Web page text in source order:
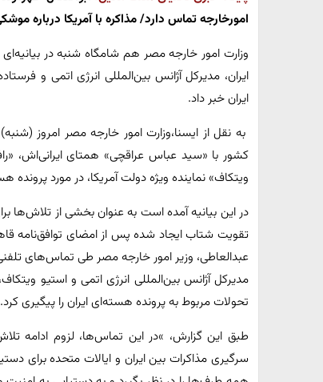
امورخارجه تماس دارد/ مذاکره با آمریکا درباره
وزارت امور خارجه مصر هم شامگاه شنبه در
ایران، مدیرکل آژانس بین‌المللی انرژی اتمی و
ایران خبر داد.
به نقل از ایسنا،وزارت امور خارجه مصر امروز
کشور با «سید عباس عراقچی» همتای ایرانی‌اش،
ویتکاف» نماینده ویژه دولت آمریکا، در مورد
در این بیانیه آمده است به عنوان بخشی از
عبدالعاطی، وزیر امور خارجه مصر طی تماس‌های
مدیرکل آژانس بین‌المللی انرژی اتمی و استیو
تحولات مربوط به پرونده هسته‌ای ایران را پیگیری کرد.
طبق این گزارش، »در این تماس‌ها، لزوم ادامه
سرگیری مذاکرات بین ایران و ایالات متحده برای